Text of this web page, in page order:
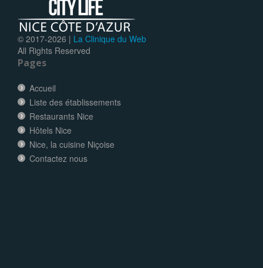
© 2017-2026 | La Clinique du Web
All Rights Reserved
Pages
Accueil
Liste des établissements
Restaurants Nice
Hôtels Nice
Nice, la cuisine Niçoise
Contactez nous